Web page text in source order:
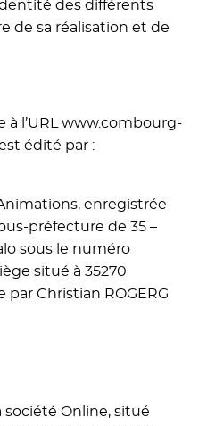
des différents
de sa réalisation et de
à l’URL www.combourg-
édité par :
enregistrée
préfecture de 35 –
sous le numéro
situé à 35270
par Christian ROGERG
société Online, situé